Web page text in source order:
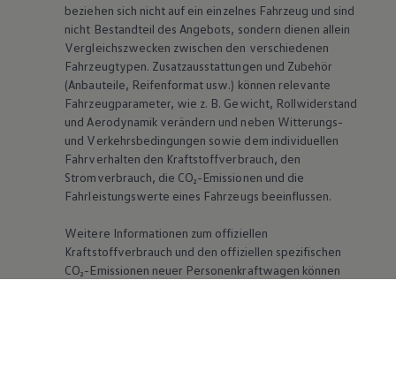
beziehen sich nicht auf ein einzelnes Fahrzeug und sind
nicht Bestandteil des Angebots, sondern dienen allein
Vergleichszwecken zwischen den verschiedenen
Fahrzeugtypen. Zusatzausstattungen und Zubehör
(Anbauteile, Reifenformat usw.) können relevante
Fahrzeugparameter, wie z. B. Gewicht, Rollwiderstand
und Aerodynamik verändern und neben Witterungs-
und Verkehrsbedingungen sowie dem individuellen
Fahrverhalten den Kraftstoffverbrauch, den
Stromverbrauch, die CO₂-Emissionen und die
Fahrleistungswerte eines Fahrzeugs beeinflussen.
Weitere Informationen zum offiziellen
Kraftstoffverbrauch und den offiziellen spezifischen
CO₂-Emissionen neuer Personenkraftwagen können